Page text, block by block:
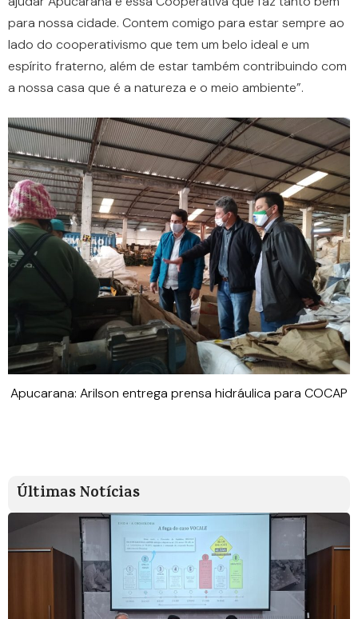
para nossa cidade. Contem comigo para estar sempre ao
lado do cooperativismo que tem um belo ideal e um
espírito fraterno, além de estar também contribuindo com
a nossa casa que é a natureza e o meio ambiente”.
Apucarana: Arilson entrega prensa hidráulica para COCAP
Últimas Notícias